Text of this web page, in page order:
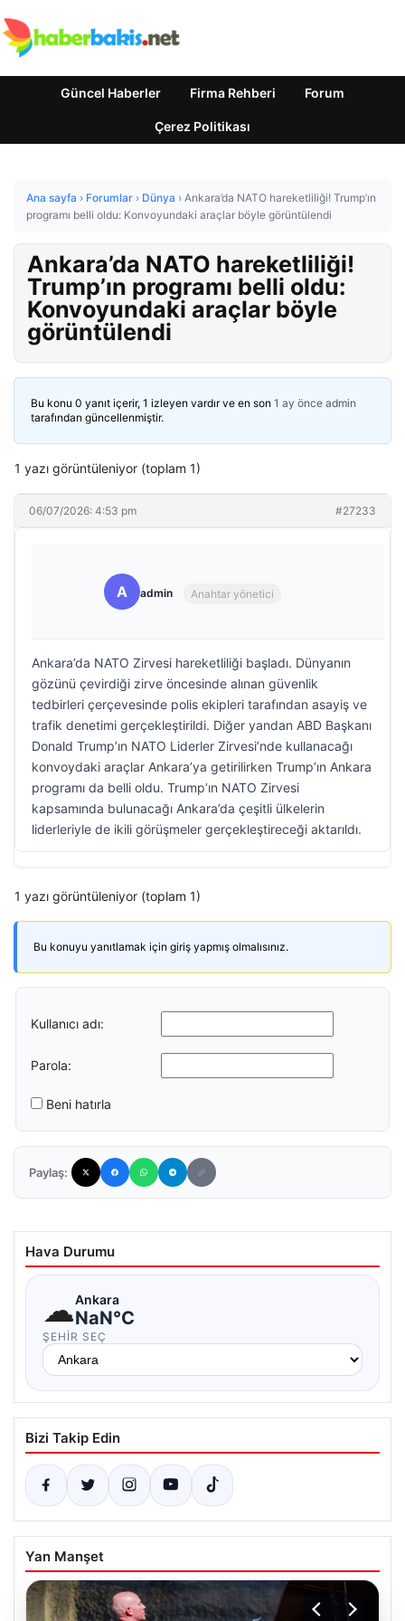
Güncel Haberler Firma Rehberi Forum
Çerez Politikası
Ana sayfa › Forumlar › Dünya › Ankara’da NATO hareketliliği! Trump’ın
programı belli oldu: Konvoyundaki araçlar böyle görüntülendi
Ankara’da NATO hareketliliği!
Trump’ın programı belli oldu:
Konvoyundaki araçlar böyle
görüntülendi
Bu konu 0 yanıt içerir, 1 izleyen vardır ve en son 1 ay önce admin
tarafından güncellenmiştir.
1 yazı görüntüleniyor (toplam 1)
06/07/2026: 4:53 pm #27233
A admin Anahtar yönetici
Ankara’da NATO Zirvesi hareketliliği başladı. Dünyanın
gözünü çevirdiği zirve öncesinde alınan güvenlik
tedbirleri çerçevesinde polis ekipleri tarafından asayiş ve
trafik denetimi gerçekleştirildi. Diğer yandan ABD Başkanı
Donald Trump’ın NATO Liderler Zirvesi’nde kullanacağı
konvoydaki araçlar Ankara’ya getirilirken Trump’ın Ankara
programı da belli oldu. Trump’ın NATO Zirvesi
kapsamında bulunacağı Ankara’da çeşitli ülkelerin
liderleriyle de ikili görüşmeler gerçekleştireceği aktarıldı.
1 yazı görüntüleniyor (toplam 1)
Bu konuyu yanıtlamak için giriş yapmış olmalısınız.
Kullanıcı adı:
Parola:
Beni hatırla
Paylaş:
Hava Durumu
☁Ankara
NaN°C
ŞEHIR SEÇ
Bizi Takip Edin
Yan Manşet